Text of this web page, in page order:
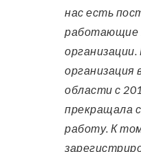
нас есть
работающие
области с
прекращала
работу. К